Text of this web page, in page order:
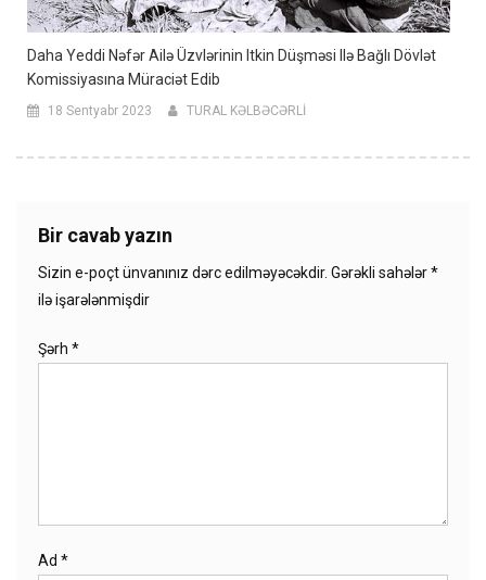
Daha Yeddi Nəfər Ailə Üzvlərinin Itkin Düşməsi Ilə Bağlı Dövlət
Komissiyasına Müraciət Edib
18 Sentyabr 2023 TURAL KƏLBƏCƏRLİ
Bir cavab yazın
Sizin e-poçt ünvanınız dərc edilməyəcəkdir. Gərəkli sahələr*
ilə işarələnmişdir
Şərh *
Ad *